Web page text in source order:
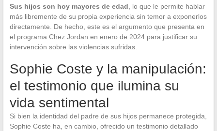
Sus hijos son hoy mayores de edad, lo que le permite hablar
más libremente de su propia experiencia sin temor a exponerlos
directamente. De hecho, este es el argumento que presenta en
el programa Chez Jordan en enero de 2024 para justificar su
intervención sobre las violencias sufridas.
Sophie Coste y la manipulación:
el testimonio que ilumina su
vida sentimental
Si bien la identidad del padre de sus hijos permanece protegida,
Sophie Coste ha, en cambio, ofrecido un testimonio detallado